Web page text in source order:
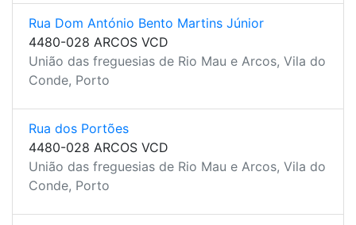
Rua Dom António Bento Martins Júnior
4480-028 ARCOS VCD
União das freguesias de Rio Mau e Arcos, Vila do
Conde, Porto
Rua dos Portões
4480-028 ARCOS VCD
União das freguesias de Rio Mau e Arcos, Vila do
Conde, Porto